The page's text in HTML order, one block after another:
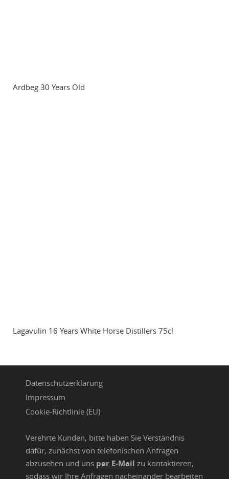
Ardbeg 30 Years Old
Lagavulin 16 Years White Horse Distillers 75cl
Datenschutzerklärung
Impressum
Cookie-Richtlinie (EU)
Verehrte Kunden, bitte haben Sie Verständnis
dafür, zunächst von telefonischen Anfragen
abzusehen und uns per E-Mail zu kontaktieren,
sodass wir Ihre Anfragen nacheinander bearbeiten